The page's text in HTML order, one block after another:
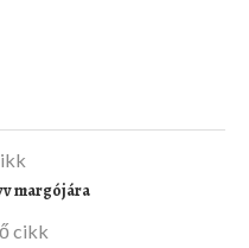
margójára
cikk